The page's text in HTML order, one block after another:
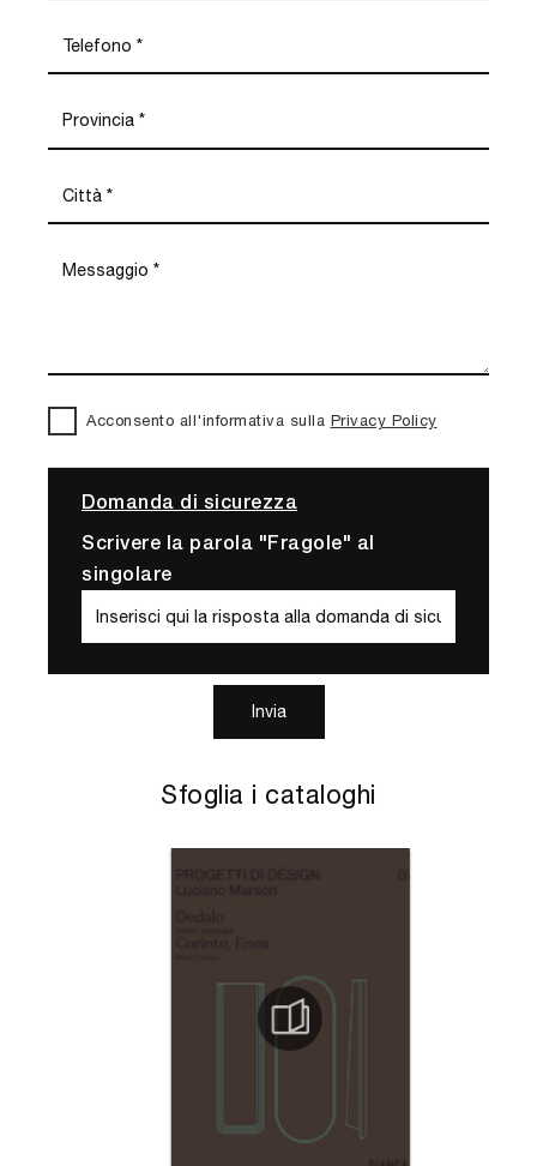
Sfoglia i cataloghi
Acconsento all'informativa sulla Privacy Policy
Domanda di sicurezza
Scrivere la parola "Fragole" al
singolare
Invia